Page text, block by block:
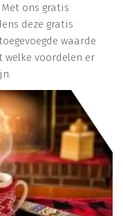
ons gratis
deze gratis
waarde
voordelen er